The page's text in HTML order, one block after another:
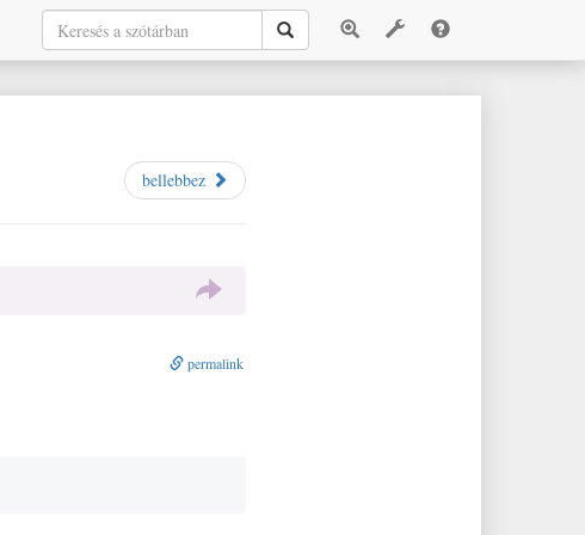
bellebbez
permalink